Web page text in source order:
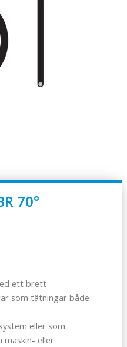
70°
ett brett
som tätningar både
eller som
maskin- eller